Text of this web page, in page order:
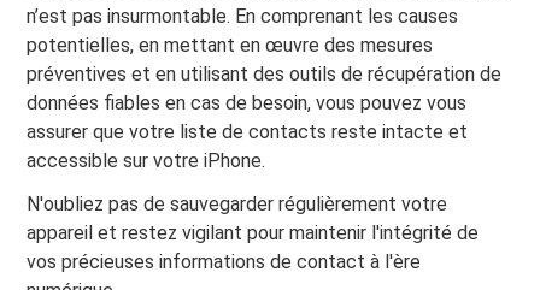
n’est pas insurmontable. En comprenant les causes
potentielles, en mettant en œuvre des mesures
préventives et en utilisant des outils de récupération de
données fiables en cas de besoin, vous pouvez vous
assurer que votre liste de contacts reste intacte et
accessible sur votre iPhone.
N'oubliez pas de sauvegarder régulièrement votre
appareil et restez vigilant pour maintenir l'intégrité de
vos précieuses informations de contact à l'ère